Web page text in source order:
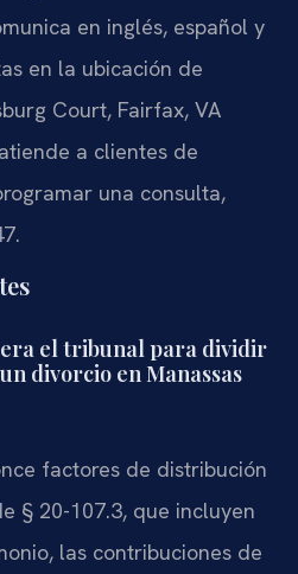
en inglés, español y
en la ubicación de
Court, Fairfax, VA
a clientes de
una consulta,
el tribunal para dividir
divorcio en Manassas
factores de distribución
§ 20-107.3, que incluyen
las contribuciones de